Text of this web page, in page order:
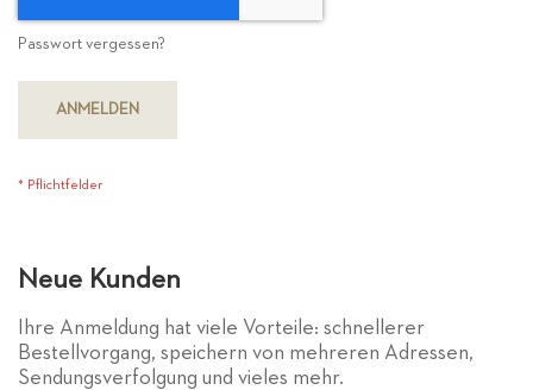
ANMELDEN
Passwort vergessen?
Neue Kunden
Ihre Anmeldung hat viele Vorteile: schnellerer
Bestellvorgang, speichern von mehreren Adressen,
Sendungsverfolgung und vieles mehr.